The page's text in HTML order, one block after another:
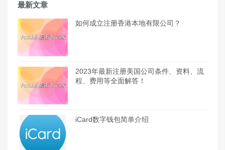
最新文章
如何成立注册香港本地有限公司？
2023年最新注册美国公司条件、资料、流
程、费用等全面解答！
iCard数字钱包简单介绍